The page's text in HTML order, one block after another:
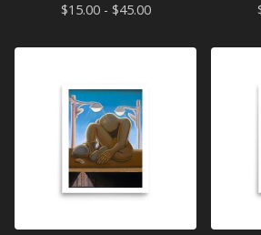
$15.00 - $45.00